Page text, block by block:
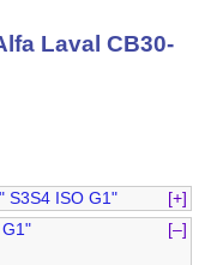
Laval CB30-
S3S4 ISO G1"
[+]
[–]